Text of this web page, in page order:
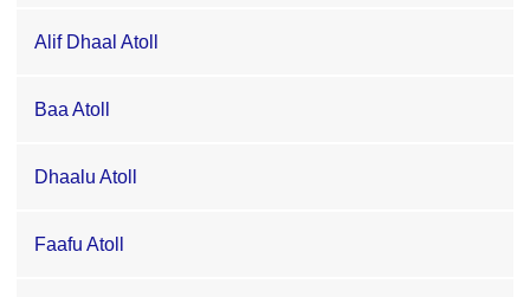
Alif Dhaal Atoll
Baa Atoll
Dhaalu Atoll
Faafu Atoll